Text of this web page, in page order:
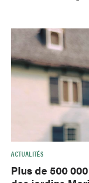
ACTUALITÉS
Plus de 500